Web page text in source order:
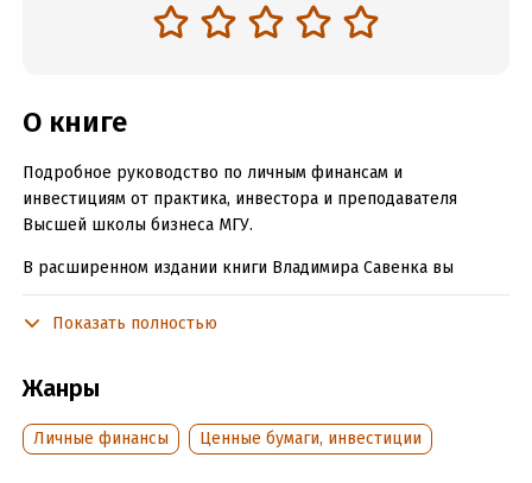
О книге
Подробное руководство по личным финансам и
инвестициям от практика, инвестора и преподавателя
Высшей школы бизнеса МГУ.
В расширенном издании книги Владимира Савенка вы
• формировать бюджет под поставленные цели;
• обеспечить накопления на будущее детей;
Показать полностью
Жанры
Личные финансы Ценные бумаги, инвестиции